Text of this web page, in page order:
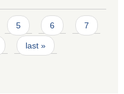
5 6 7
last »